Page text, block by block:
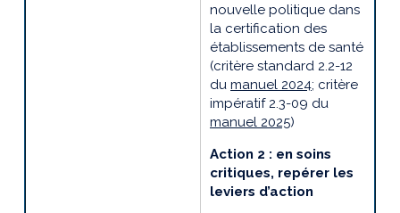
nouvelle politique dans
la certification des
établissements de santé
(critère standard 2.2-12
du manuel 2024; critère
impératif 2.3-09 du
manuel 2025)
Action 2 : en soins
critiques, repérer les
leviers d’action